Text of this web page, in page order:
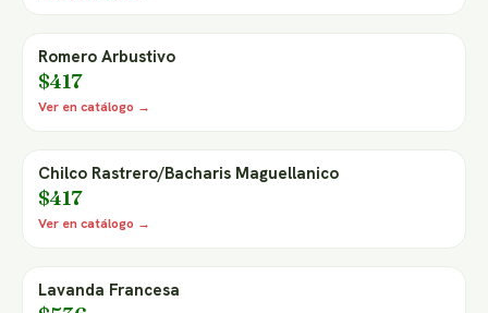
Romero Arbustivo
$417
Ver en catálogo →
Chilco Rastrero/Bacharis Maguellanico
$417
Ver en catálogo →
Lavanda Francesa